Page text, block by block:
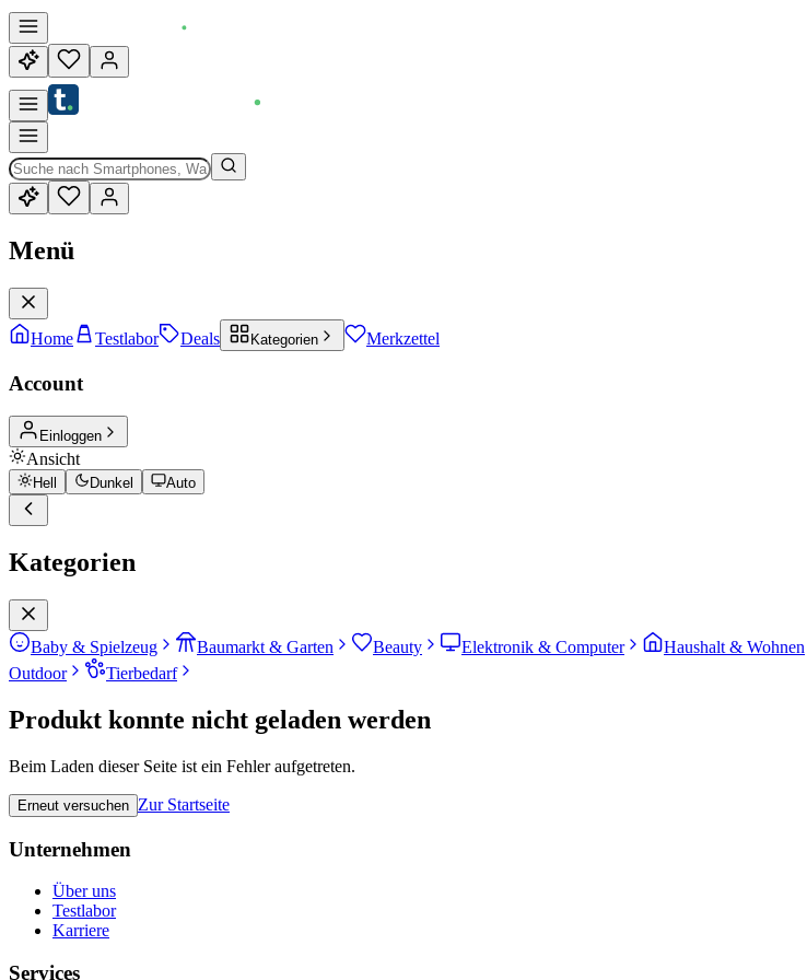
Menü
Home Testlabor Deals Kategorien Merkzettel
Account
Einloggen
Ansicht
Hell Dunkel Auto
Kategorien
Baby & Spielzeug Baumarkt & Garten Beauty Elektronik & Computer Haushalt & Wohnen
Outdoor
Tierbedarf
Produkt konnte nicht geladen werden
Beim Laden dieser Seite ist ein Fehler aufgetreten.
Erneut versuchen Zur Startseite
Unternehmen
Über uns
Testlabor
Karriere
Services